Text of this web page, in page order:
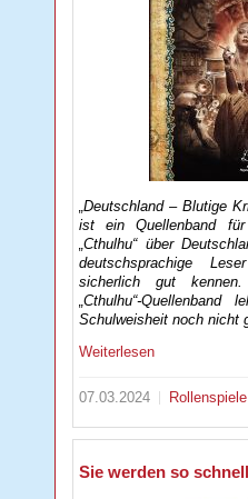
„Deutschland – Blutige
ist ein Quellenband
„Cthulhu“ über
deutschsprachige
sicherlich gut
„Cthulhu“-
Schulweisheit noch nicht
Weiterlesen
07.03.2024
Sie werden so